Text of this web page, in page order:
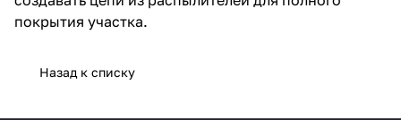
покрытия участка.
Назад к списку